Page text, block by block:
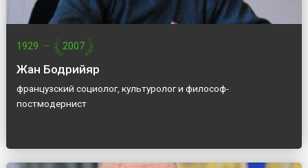
1929 — 2007
Жан Бодрийяр
французский социолог, культуролог и философ-
постмодернист